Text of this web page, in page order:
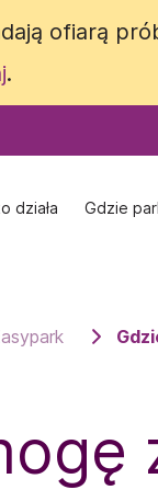
ofiarą
.
działa Gdzie
ofiarą
.
działa Gdzie